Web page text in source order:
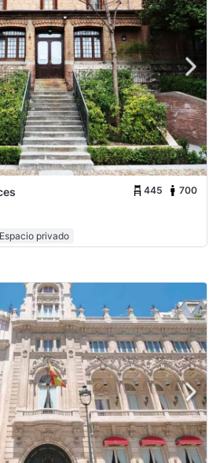
445
700
Espacio privado